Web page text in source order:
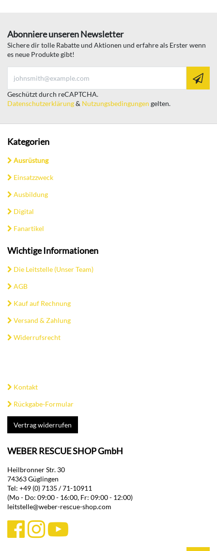
Abonniere unseren Newsletter
Sichere dir tolle Rabatte und Aktionen und erfahre als Erster wenn
es neue Produkte gibt!
Geschützt durch reCAPTCHA.
Datenschutzerklärung& Nutzungsbedingungen gelten.
Kategorien
Ausrüstung
Einsatzzweck
Ausbildung
Digital
Fanartikel
Wichtige Informationen
Die Leitstelle (Unser Team)
AGB
Kauf auf Rechnung
Versand & Zahlung
Widerrufsrecht
Kontakt
Rückgabe-Formular
Vertrag widerrufen
WEBER RESCUE SHOP GmbH
Heilbronner Str. 30
74363 Güglingen
Tel: +49 (0) 7135 / 71-10911
(Mo - Do: 09:00 - 16:00, Fr: 09:00 - 12:00)
leitstelle@weber-rescue-shop.com